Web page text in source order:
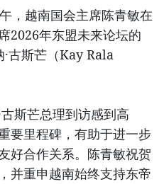
，越南国会主席陈青敏在
2026年东盟未来论坛的
·古斯芒（Kay Rala
斯芒总理到访感到高
要里程碑，有助于进一步
好合作关系。陈青敏祝贺
并重申越南始终支持东帝